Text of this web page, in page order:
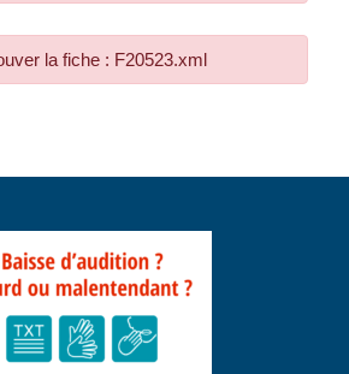
la fiche : F20523.xml